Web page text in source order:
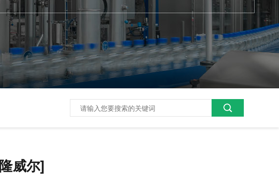
威尔]